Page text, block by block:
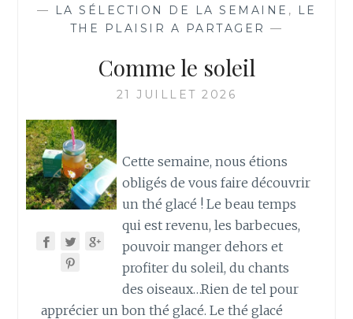
— LA SÉLECTION DE LA SEMAINE ,
LE
THE PLAISIR A PARTAGER —
Comme le soleil
21 JUILLET 2026
Cette semaine, nous étions
obligés de vous faire découvrir
un thé glacé ! Le beau temps
qui est revenu, les barbecues,
pouvoir manger dehors et
profiter du soleil, du chants
des oiseaux…Rien de tel pour
apprécier un bon thé glacé. Le thé glacé